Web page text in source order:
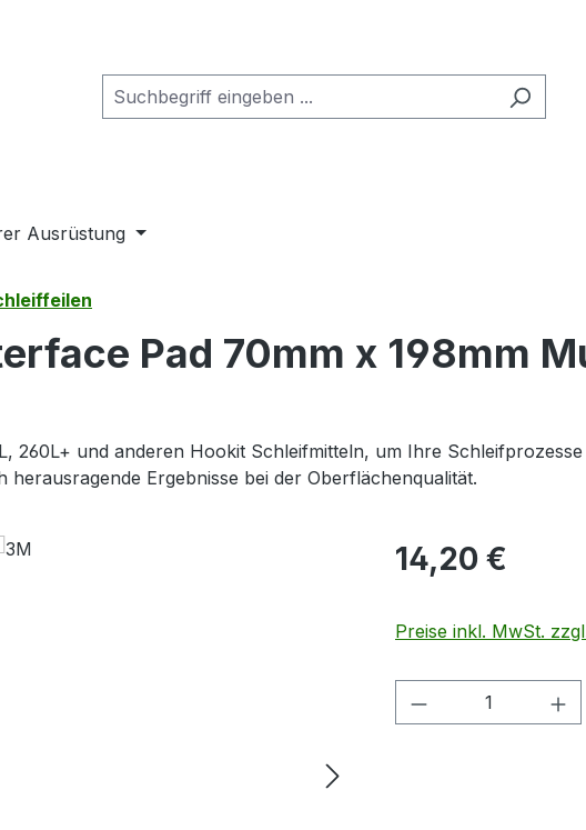
Ausrüstung
Pad 70mm x 198mm
260L+ und anderen Hookit Schleifmitteln, um Ihre
Ergebnisse bei der Oberflächenqualität.
Regulärer Preis:
14,20 €
Preise inkl. MwSt.
Produkt